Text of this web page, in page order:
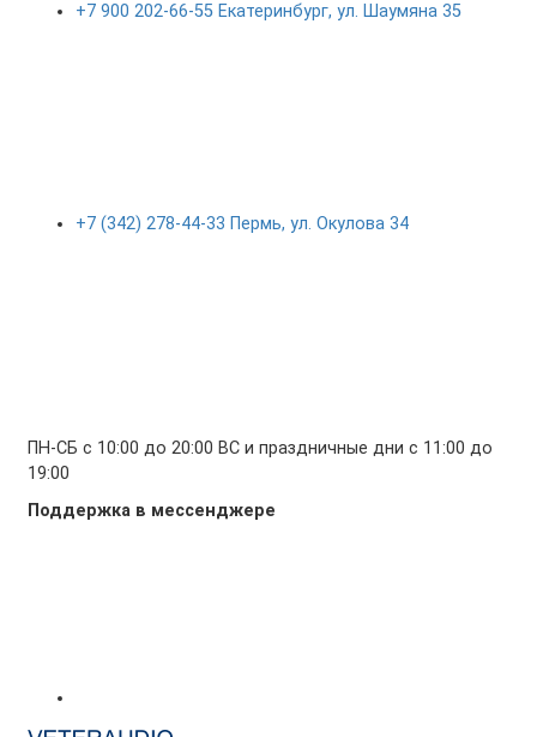
+7 900 202-66-55 Екатеринбург, ул. Шаумяна 35
+7 (342) 278-44-33 Пермь, ул. Окулова 34
ПН-СБ с 10:00 до 20:00 ВС и праздничные дни с 11:00 до
19:00
Поддержка в мессенджере